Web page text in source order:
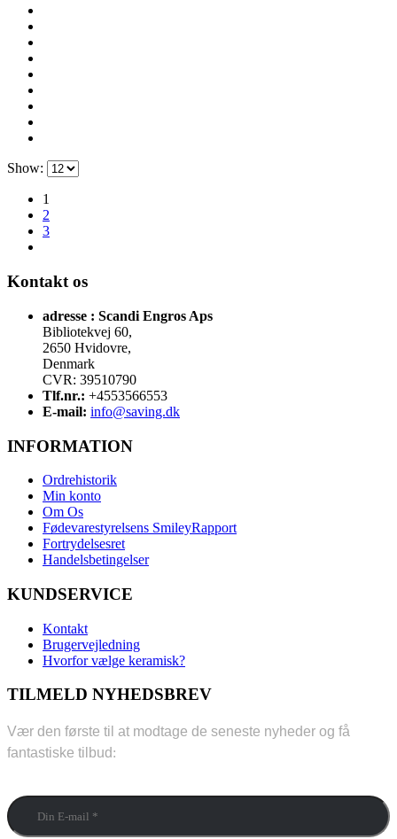
Show:
1
2
3
Kontakt os
adresse : Scandi Engros Aps
Bibliotekvej 60,
2650 Hvidovre,
Denmark
CVR: 39510790
Tlf.nr.: +4553566553
E-mail: info@saving.dk
INFORMATION
Ordrehistorik
Min konto
Om Os
Fødevarestyrelsens SmileyRapport
Fortrydelsesret
Handelsbetingelser
KUNDSERVICE
Kontakt
Brugervejledning
Hvorfor vælge keramisk?
TILMELD NYHEDSBREV
Vær den første til at modtage de seneste nyheder og få
fantastiske tilbud: